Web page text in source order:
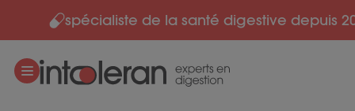
Skip to contentspécialiste de la santé digestive depuis